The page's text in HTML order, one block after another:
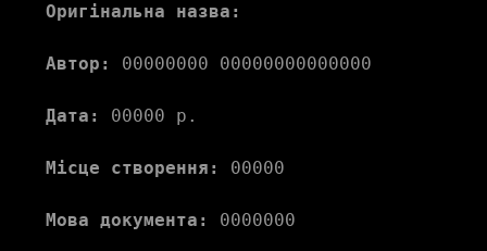
Оригінальна назва:
Автор: 00000000 00000000000000
Дата: 00000 р.
Місце створення: 00000
Мова документа: 0000000